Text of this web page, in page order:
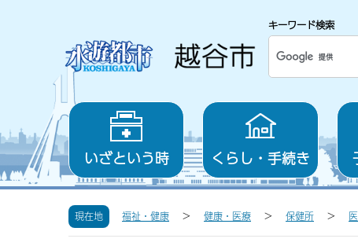
キーワード検索
いざという時 くらし・手続き
現在地 福祉・健康 健康・医療 保健所